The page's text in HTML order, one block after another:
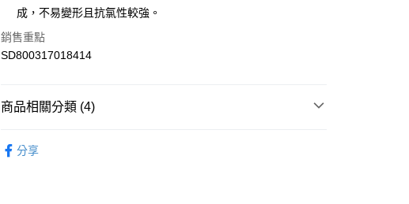
宅配-本島
每筆NT$100，滿NT$1,500(含以上)免運費
成，不易變形且抗氯性較強。
銷售重點
SD800317018414
商品相關分類 (4)
分享